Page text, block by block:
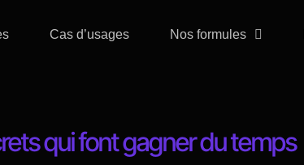
Cas d’usages Nos formules
qui font gagner du temps